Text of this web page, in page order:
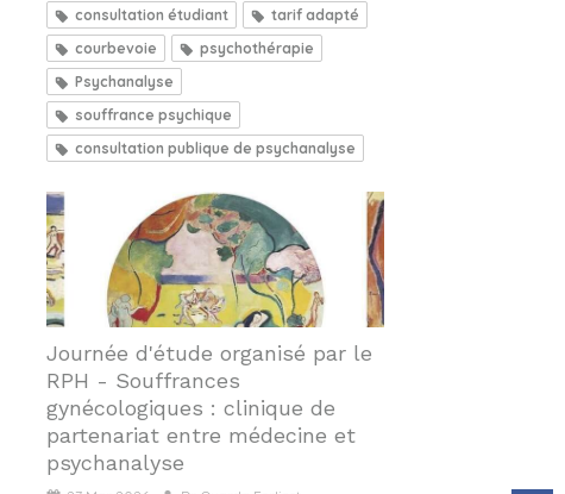
consultation étudiant
tarif adapté
courbevoie
psychothérapie
Psychanalyse
souffrance psychique
consultation publique de psychanalyse
Journée d'étude organisé par le
RPH - Souffrances
gynécologiques : clinique de
partenariat entre médecine et
psychanalyse